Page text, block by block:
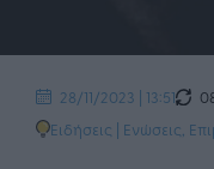
28/11/2023 | 13:51
Ειδήσεις | Ενώσεις,